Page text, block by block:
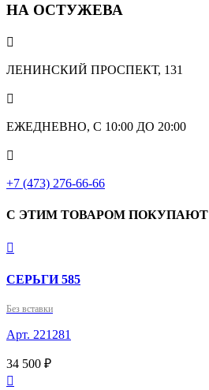
НА ОСТУЖЕВА

ЛЕНИНСКИЙ ПРОСПЕКТ, 131

ЕЖЕДНЕВНО, С 10:00 ДО 20:00

+7 (473) 276-66-66
С ЭТИМ ТОВАРОМ ПОКУПАЮТ

СЕРЬГИ 585
Без вставки
Арт. 221281
34 500 ₽
